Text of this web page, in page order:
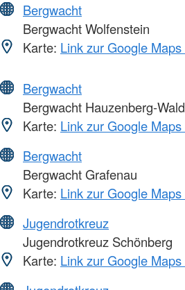
Bergwacht
Bergwacht Wolfenstein
Karte: Link zur Google
Bergwacht
Bergwacht Hauzenberg-
Karte: Link zur Google
Bergwacht
Bergwacht Grafenau
Karte: Link zur Google
Jugendrotkreuz
Jugendrotkreuz Schönberg
Karte: Link zur Google